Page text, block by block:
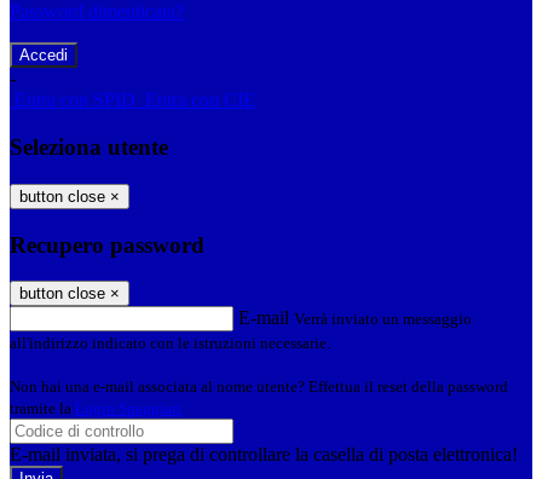
Password dimenticata?
-
Entra con SPID Entra con CIE
Seleziona utente
button close ×
Recupero password
button close ×
E-mail Verrà inviato un messaggio
all'indirizzo indicato con le istruzioni necessarie.
Non hai una e-mail associata al nome utente? Effettua il reset della password
tramite la Login Spaggiari
E-mail inviata, si prega di controllare la casella di posta elettronica!